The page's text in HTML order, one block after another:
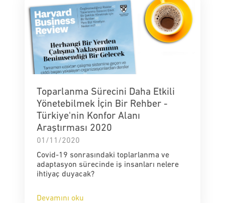
Toparlanma Sürecini Daha Etkili
Yönetebilmek İçin Bir Rehber -
Türkiye'nin Konfor Alanı
Araştırması 2020
01/11/2020
Covid-19 sonrasındaki toplarlanma ve
adaptasyon sürecinde iş insanları nelere
ihtiyaç duyacak?
Devamını oku